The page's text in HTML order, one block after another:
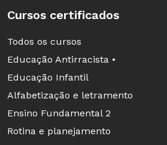
Cursos certificados
Todos os cursos
Educação Antirracista •
Educação Infantil
Alfabetização e letramento
Ensino Fundamental 2
Rotina e planejamento